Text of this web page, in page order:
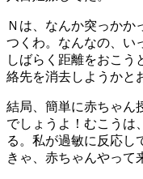
Ｎは、なんか突っかか
つくわ。なんなの、い
しばらく距離をおこう
絡先を消去しようかと
結局、簡単に赤ちゃん
でしょうよ！むこうは
る。私が過敏に反応し
きゃ、赤ちゃんやって